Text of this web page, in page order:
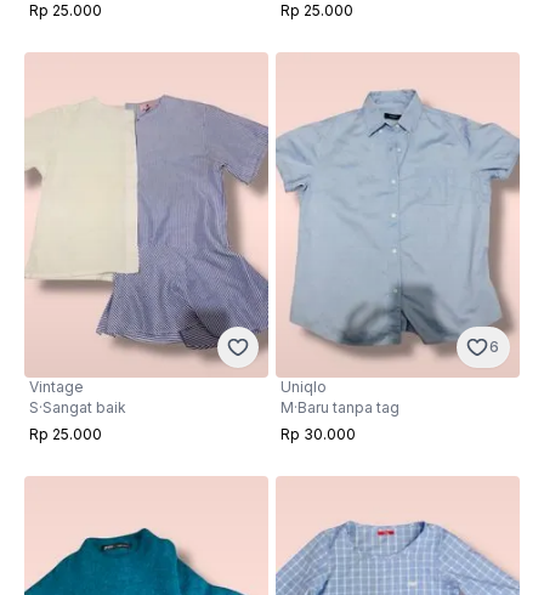
Rp 25.000
Rp 25.000
Vintage
S·Sangat baik
Rp 25.000
6
Uniqlo
M·Baru tanpa tag
Rp 30.000